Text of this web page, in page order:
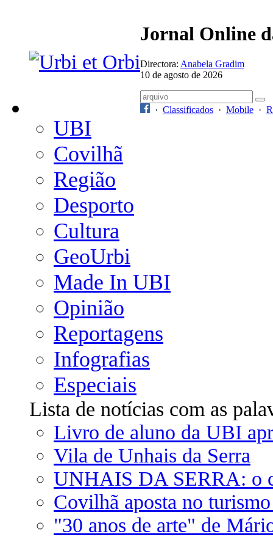
Jornal Online
Directora: Anabela Gradim
10 de agosto de 2026
· Classificados · Mobile ·
UBI
Covilhã
Região
Desporto
Cultura
GeoUrbi
Made In UBI
Opinião
Reportagens
Infografias
Especiais
Lista de notícias com as
Livro de aluno da UBI
Vila de Unhais da Serra
UNHAIS DA SERRA: o
Covilhã aposta no
"30 anos de arte" de